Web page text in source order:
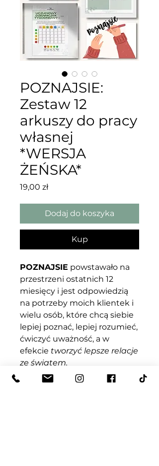
POZNAJSIE:
Zestaw 12
arkuszy do pracy
własnej
*WERSJA
ŻEŃSKA*
19,00 złCena
Dodaj do koszyka
Kup
POZNAJSIE powstawało na
przestrzeni ostatnich 12
miesięcy i jest odpowiedzią
na potrzeby moich klientek i
wielu osób, które chcą siebie
lepiej poznać, lepiej rozumieć,
ćwiczyć uważność, a w
efekcie tworzyć lepsze relacje
ze światem.
Sprawdź, co Ci służy, a co nie,